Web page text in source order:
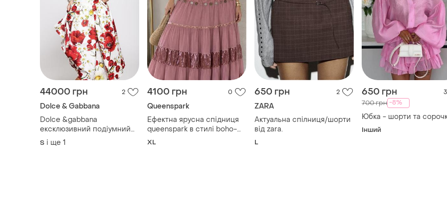
44000 грн 2
Dolce & Gabbana
Dolce &gabbana
ексклюзивний подіумний
комплект юбка + лофери
made in italy оригінал
S і ще 1
4100 грн 0
Queenspark
Ефектна ярусна спідниця
queenspark в стилі boho-
chic / fairycore
XL
650 грн 2
ZARA
Актуальна спілниця/шорти
від zara.
L
650 грн 3
700 грн -8%
Юбка - шорти та
Інший